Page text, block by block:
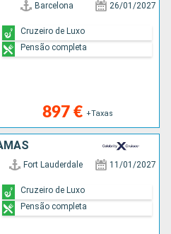
Barcelona 26/01/2027
897 € +Taxas
Cruzeiro de Luxo
Pensão completa
Fort Lauderdale 11/01/2027
Cruzeiro de Luxo
Pensão completa